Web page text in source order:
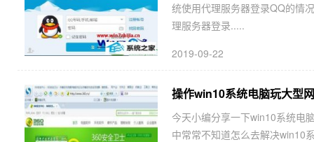
统使用代理服务器登录QQ的情
理服务器登录.....
2019-09-22
操作win10系统电脑玩大型
今天小编分享一下win10系统电
中常常不知道怎么去解决win10